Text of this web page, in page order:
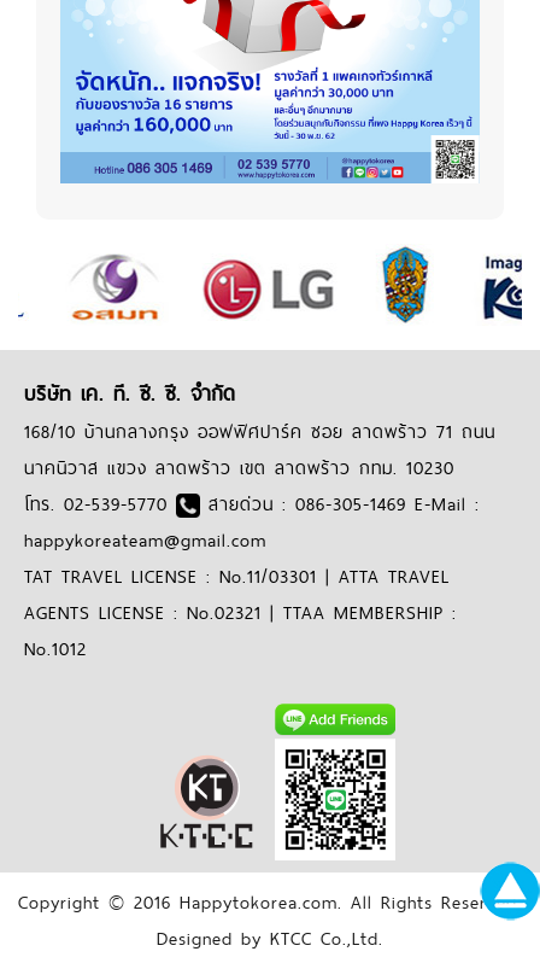
บริษัท เค. ที. ซี. ซี. จำกัด
168/10 บ้านกลางกรุง ออฟฟิศปาร์ค ซอย ลาดพร้าว 71 ถนน
นาคนิวาส แขวง ลาดพร้าว เขต ลาดพร้าว กทม. 10230
โทร. 02-539-5770
สายด่วน : 086-305-1469 E-Mail :
happykoreateam@gmail.com
TAT TRAVEL LICENSE : No.11/03301 | ATTA TRAVEL
AGENTS LICENSE : No.02321 | TTAA MEMBERSHIP :
No.1012
Copyright © 2016 Happytokorea.com. All Rights Reserved.
Designed by KTCC Co.,Ltd.